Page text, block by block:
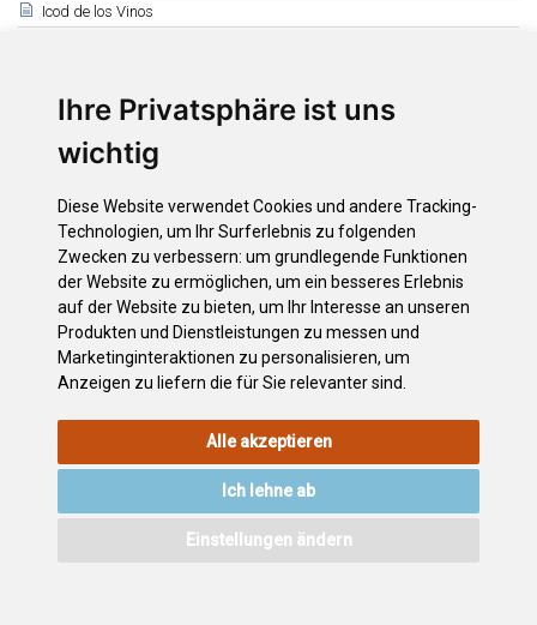
Ihre Privatsphäre ist uns
wichtig
Diese Website verwendet Cookies und andere Tracking-
Technologien, um Ihr Surferlebnis zu folgenden
Zwecken zu verbessern: um grundlegende Funktionen
der Website zu ermöglichen, um ein besseres Erlebnis
auf der Website zu bieten, um Ihr Interesse an unseren
Produkten und Dienstleistungen zu messen und
Marketinginteraktionen zu personalisieren, um
Anzeigen zu liefern die für Sie relevanter sind
Alle akzeptieren
Ich lehne ab
Einstellungen ändern
Icod de los Vinos
Puerto de la Cruz
El Rosario
Santiago del Teide
Los Silos
Tacoronte
Santa Cruz de Tenerife
Arico
RICHTLINIE
VERZEICHNIS ZUGÄNGLICHKEIT KONTAKT
. Todos los derechos reservados.